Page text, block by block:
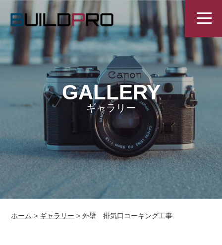
GALLERY
ギャラリー
ホーム > ギャラリー >外壁 排気口コーキング工事